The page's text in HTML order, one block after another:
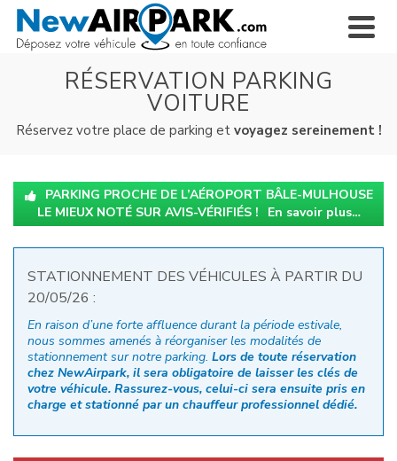
RÉSERVATION PARKING
VOITURE
Réservez votre place de parking et voyagez sereinement !
PARKING PROCHE DE L’AÉROPORT BÂLE-MULHOUSE
LE MIEUX NOTÉ SUR AVIS-VÉRIFIÉS !
En savoir plus…
STATIONNEMENT DES VÉHICULES À PARTIR DU
20/05/26 :
En raison d’une forte affluence durant la période estivale,
nous sommes amenés à réorganiser les modalités de
stationnement sur notre parking. Lors de toute réservation
chez NewAirpark, il sera obligatoire de laisser les clés de
votre véhicule. Rassurez-vous, celui-ci sera ensuite pris en
charge et stationné par un chauffeur professionnel dédié.